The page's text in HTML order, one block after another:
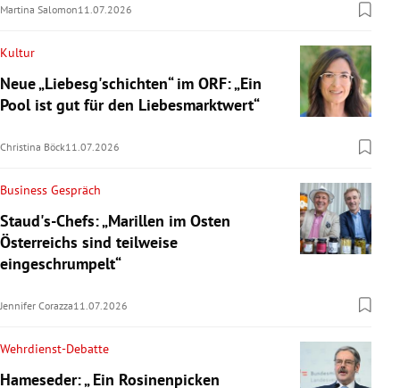
Martina Salomon11.07.2026
Kultur
Neue „Liebesg'schichten“ im ORF: „Ein
Pool ist gut für den Liebesmarktwert“
Christina Böck11.07.2026
Business Gespräch
Staud's-Chefs: „Marillen im Osten
Österreichs sind teilweise
eingeschrumpelt“
Jennifer Corazza11.07.2026
Wehrdienst-Debatte
Hameseder: „ Ein Rosinenpicken